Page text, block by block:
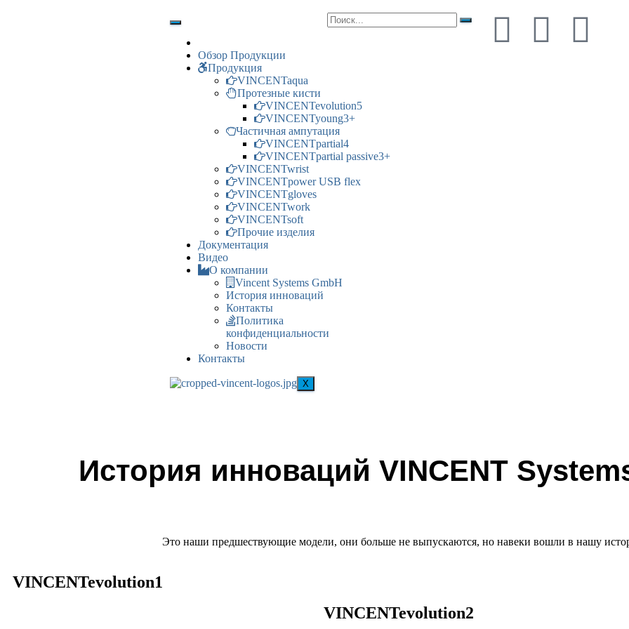
Обзор Продукции
Продукция
VINCENTaqua
Протезные кисти
VINCENTevolution5
VINCENTyoung3+
Частичная ампутация
VINCENTpartial4
VINCENTpartial passive3+
VINCENTwrist
VINCENTpower USB flex
VINCENTgloves
VINCENTwork
VINCENTsoft
Прочие изделия
Документация
Видео
О компании
Vincent Systems GmbH
История инноваций
Контакты
Политика
конфиденциальности
Новости
Контакты
X
История инноваций VINCENT
Это наши предшествующие модели, они больше не выпускаются, но навеки вошли в нашу
VINCENTevolution1
VINCENTevolution2